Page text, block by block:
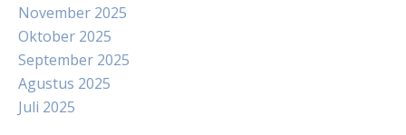
November 2025
Oktober 2025
September 2025
Agustus 2025
Juli 2025